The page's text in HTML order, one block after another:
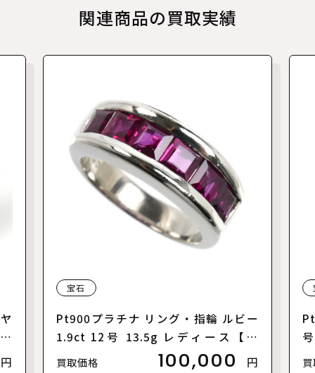
関連商品の買取実績
円
宝石
Pt900プラチナ リング・指輪 ルビー
1.9ct 12号 13.5g レディース【中
古】
買取価格 100,000 円